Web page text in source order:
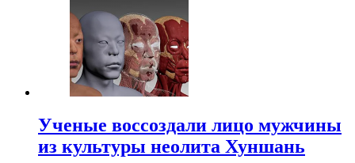
Ученые воссоздали лицо мужчины
из культуры неолита Хуншань